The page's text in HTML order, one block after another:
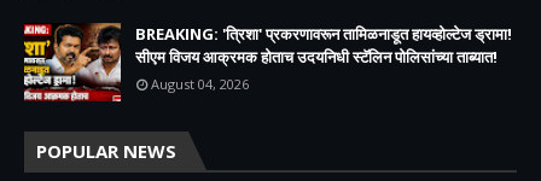
BREAKING: 'त्रिशा' प्रकरणावरून तामिळनाडूत हायव्होल्टेज ड्रामा!
सीएम विजय आक्रमक होताच उदयनिधी स्टॅलिन पोलिसांच्या ताब्यात!
August 04, 2026
POPULAR NEWS